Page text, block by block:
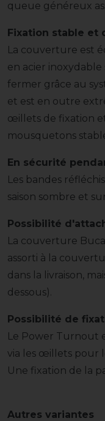
queue généreux
Fixation stable et
La couverture est
en acier
fermer grâce au
et est en outre
œillets de fixation
mousquetons
En sécurité
Les bandes
saison sombre et
Possibilité
La couverture
assorti à la
dans la livraison,
dessous).
Possibilité de
Le Power Turnout
via les œillets pour
Une fixation de la
Autres variantes